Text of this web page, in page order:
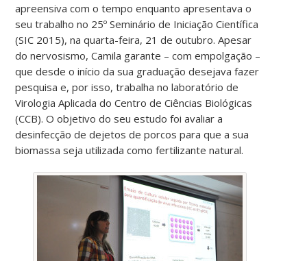
apreensiva com o tempo enquanto apresentava o
seu trabalho no 25º Seminário de Iniciação Científica
(SIC 2015), na quarta-feira, 21 de outubro. Apesar
do nervosismo, Camila garante – com empolgação –
que desde o início da sua graduação desejava fazer
pesquisa e, por isso, trabalha no laboratório de
Virologia Aplicada do Centro de Ciências Biológicas
(CCB). O objetivo do seu estudo foi avaliar a
desinfecção de dejetos de porcos para que a sua
biomassa seja utilizada como fertilizante natural.